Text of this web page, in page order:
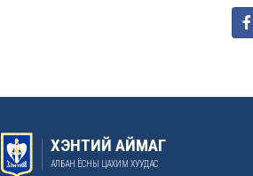
ХЭНТИЙ АЙМАГ
АЛБАН ЁСНЫ ЦАХИМ ХУУДАС